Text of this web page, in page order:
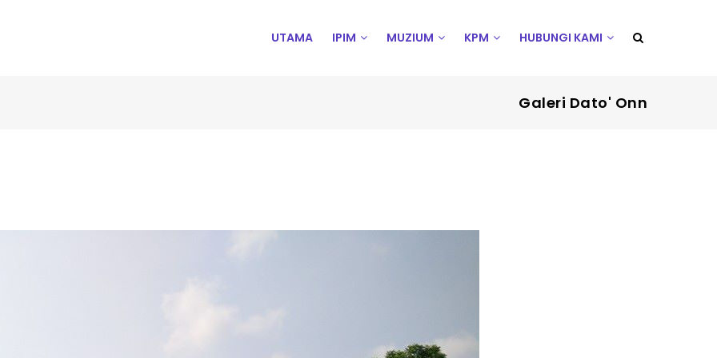
UTAMA IPIM MUZIUM KPM HUBUNGI KAMI
Galeri Dato' Onn